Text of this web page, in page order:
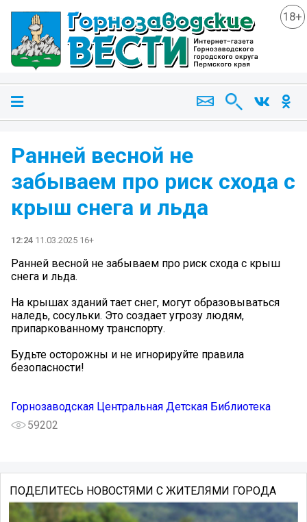
18+
️Ранней весной не
забываем про риск схода с
крыш снега и льда
12:24 11.03.2025 16+
️Ранней весной не забываем про риск схода с крыш
снега и льда.
На крышах зданий тает снег, могут образовываться
наледь, сосульки. Это создает угрозу людям,
припаркованному транспорту.
️Будьте осторожны и не игнорируйте правила
безопасности!
Горнозаводская Центральная Детская Библиотека
59202
ПОДЕЛИТЕСЬ НОВОСТЯМИ С ЖИТЕЛЯМИ ГОРОДА